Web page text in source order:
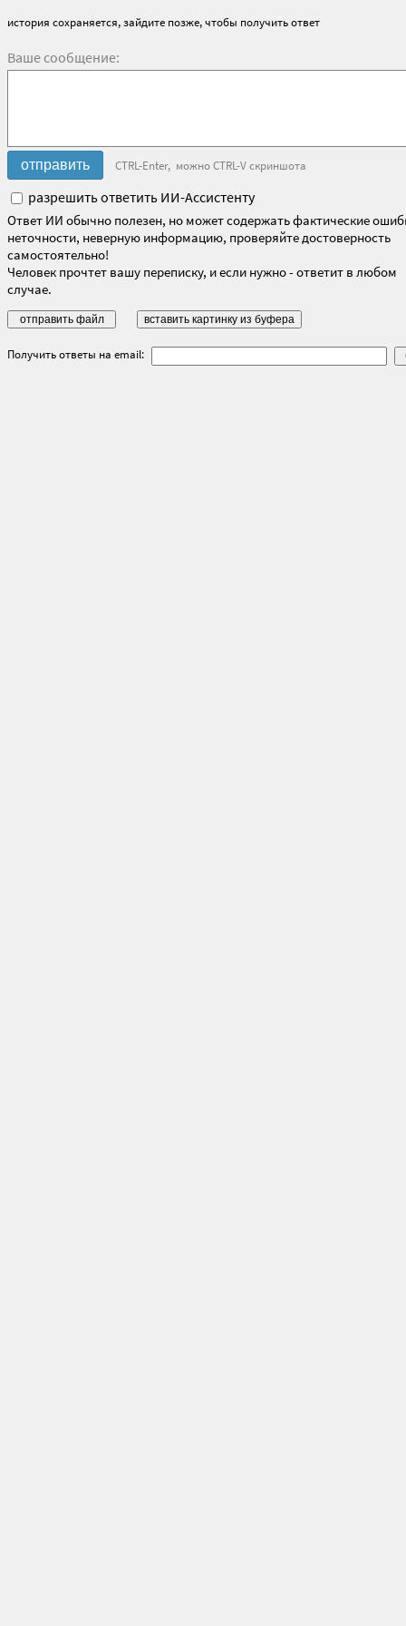
история сохраняется, зайдите позже, чтобы получить ответ
Ваше сообщение:
CTRL-Enter, можно CTRL-V скриншота
разрешить ответить ИИ-Ассистенту
Ответ ИИ обычно полезен, но может содержать фактические
неточности, неверную информацию, проверяйте достоверность
самостоятельно!
Человек прочтет вашу переписку, и если нужно - ответит в любом
случае.
Получить ответы на email: